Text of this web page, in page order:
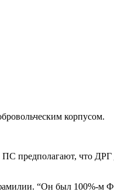
корпусом.
предполагают, что ДРГ
фамилии. “Он был 100%-м